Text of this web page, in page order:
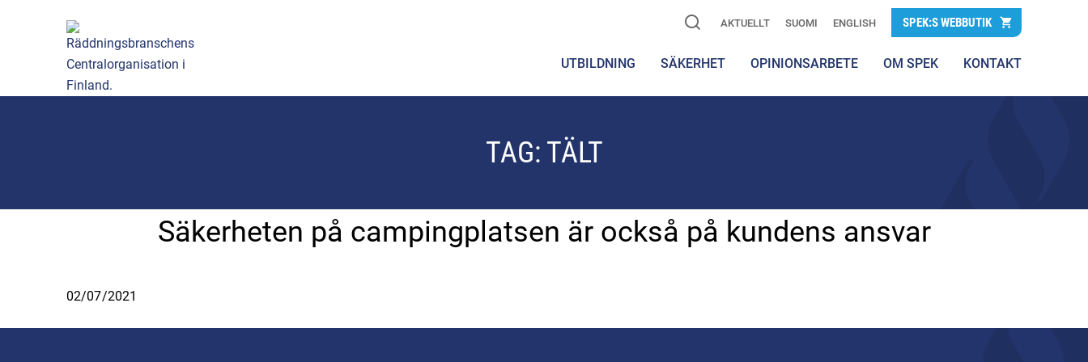
AKTUELLT SUOMI ENGLISH SPEK:S WEBBUTIK
UTBILDNING SÄKERHET OPINIONSARBETE OM SPEK KONTAKT
TAG: TÄLT
Säkerheten på campingplatsen är också på kundens ansvar
02/07/2021